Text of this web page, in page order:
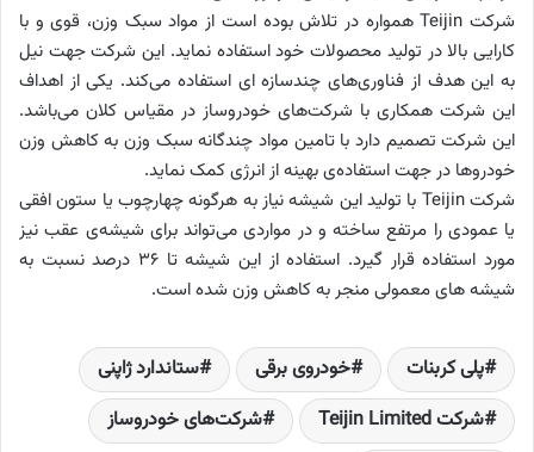
شرکت Teijin همواره در تلاش بوده است از مواد سبک وزن، قوی و با
کارایی بالا در تولید محصولات خود استفاده نماید. این شرکت جهت نیل
به این هدف از فناوری‌های چندسازه ای استفاده می‌کند. یکی از اهداف
این شرکت همکاری با شرکت‌های خودروساز در مقیاس کلان می‌باشد.
این شرکت تصمیم دارد با تامین مواد چندگانه سبک وزن به کاهش وزن
خودروها در جهت استفاده‌ی بهینه از انرژی کمک نماید.
شرکت Teijin با تولید این شیشه نیاز به هرگونه چهارچوب یا ستون افقی
یا عمودی را مرتفع ساخته و در مواردی می‌تواند برای شیشه‌ی عقب نیز
مورد استفاده قرار گیرد. استفاده از این شیشه تا 36 درصد نسبت به
شیشه های معمولی منجر به کاهش وزن شده است.
پلی­ کربنات خودروی برقی
ستاندارد ژاپنی
شرکت Teijin Limited
شرکت‌های خودروساز